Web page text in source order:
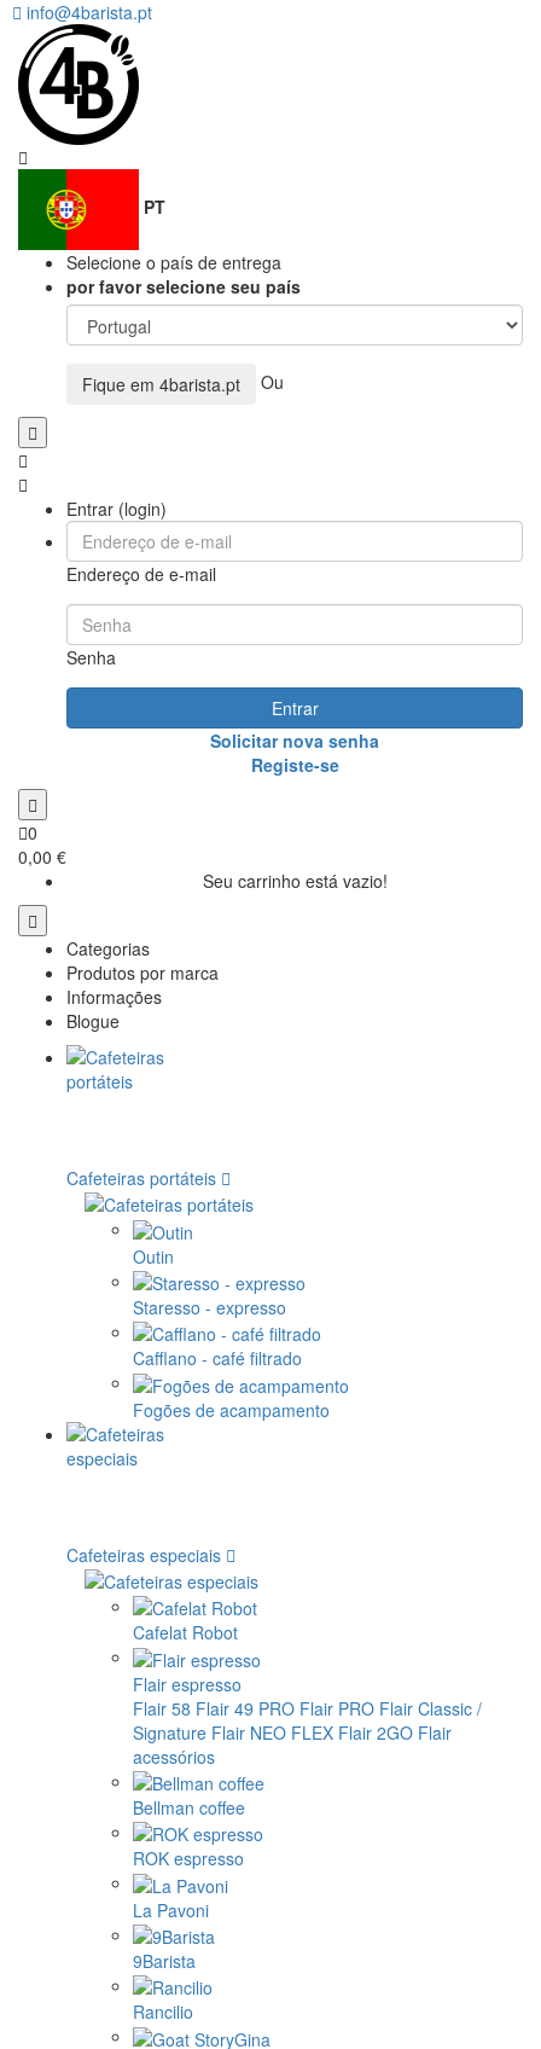
info@4barista.pt
PT
Selecione o país de entrega
por favor selecione seu país
Fique em 4barista.pt Ou
Entrar (login)
Endereço de e-mail
Senha
Entrar
Solicitar nova senha
Registe-se
0
0,00 €
Seu carrinho está vazio!
Categorias
Produtos por marca
Informações
Blogue
Cafeteiras portáteis
Outin
Staresso - expresso
Cafflano - café filtrado
Fogões de acampamento
Cafeteiras especiais
Cafelat Robot
Flair espresso
Flair 58 Flair 49 PRO Flair PRO Flair Classic /
Signature Flair NEO FLEX Flair 2GO Flair
acessórios
Bellman coffee
ROK espresso
La Pavoni
9Barista
Rancilio